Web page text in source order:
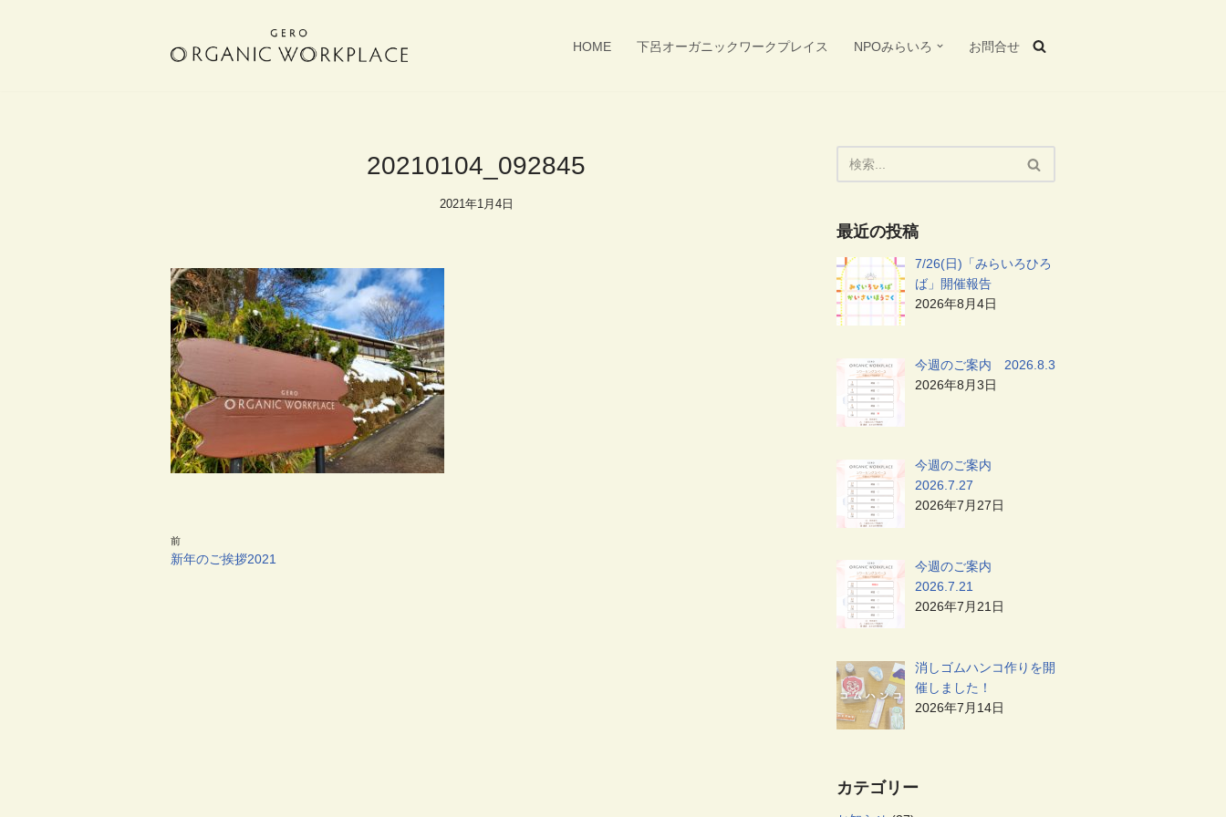
HOME 下呂オーガニックワークプレイス NPOみらいろ お問合せ
20210104_092845
2021年1月4日
前
新年のご挨拶2021
最近の投稿
7/26(日)「みらいろひろ
ば」開催報告
2026年8月4日
今週のご案内 2026.8.3
2026年8月3日
今週のご案内
2026.7.27
2026年7月27日
今週のご案内
2026.7.21
2026年7月21日
消しゴムハンコ作りを開
催しました！
2026年7月14日
カテゴリー